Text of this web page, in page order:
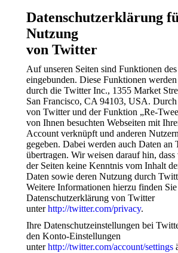
Datenschutzerklärung
Nutzung
von Twitter
Auf unseren Seiten sind Funktionen
eingebunden. Diese Funktionen werden
durch die Twitter Inc., 1355 Market
San Francisco, CA 94103, USA. Durch
von Twitter und der Funktion „Re-
von Ihnen besuchten Webseiten mit
Account verknüpft und anderen
gegeben. Dabei werden auch Daten an
übertragen. Wir weisen darauf hin,
der Seiten keine Kenntnis vom Inhalt
Daten sowie deren Nutzung durch
Weitere Informationen hierzu finden
Datenschutzerklärung von Twitter
unterhttp://twitter.com/privacy.
Ihre Datenschutzeinstellungen bei
den Konto-Einstellungen
unterhttp://twitter.com/account/settings